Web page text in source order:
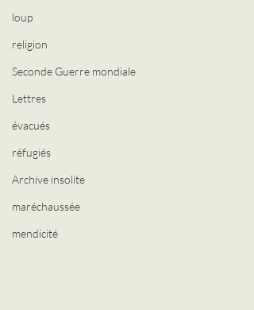
loup
religion
Seconde Guerre mondiale
Lettres
évacués
réfugiés
Archive insolite
maréchaussée
mendicité